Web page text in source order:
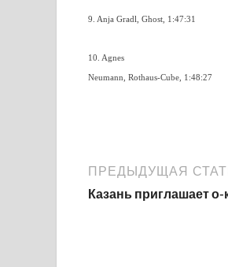
9. Anja Gradl, Ghost, 1:47:31
10. Agnes
Neumann, Rothaus-Cube, 1:48:27
ПРЕДЫДУЩАЯ
Казань приглашает